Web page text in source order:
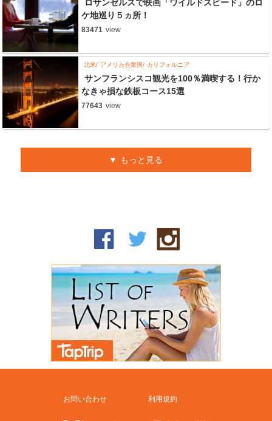
ロサンゼルスで映画「ワイルドスピード」のロ
ケ地巡り５ヵ所！
83471 view
北米 アメリカ合衆国 カリフォルニア
サンフランシスコ観光を100％満喫する！行か
なきゃ損な鉄板コース15選
77643 view
もっと見る
お問い合わせ 利用規約